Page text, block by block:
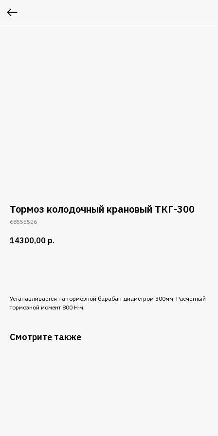
Тормоз колодочный крановый ТКГ-300
68555526
14300,00 р.
Устанавливается на тормозной барабан диаметром 300мм. Расчетный
тормозной момент 800 Н·м.
Смотрите также